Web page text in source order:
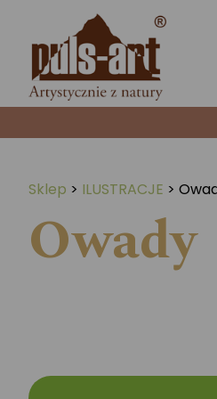
Sklep > ILUSTRACJE >
Owady